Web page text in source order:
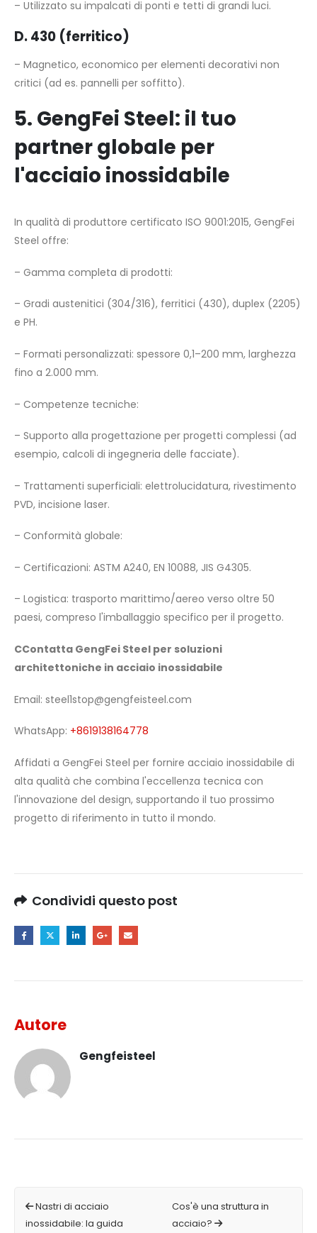
– Utilizzato su impalcati di ponti e tetti di grandi luci.
D. 430 (ferritico)
– Magnetico, economico per elementi decorativi non
critici (ad es. pannelli per soffitto).
5. GengFei Steel: il tuo
partner globale per
l'acciaio inossidabile
In qualità di produttore certificato ISO 9001:2015, GengFei
Steel offre:
– Gamma completa di prodotti:
– Gradi austenitici (304/316), ferritici (430), duplex (2205)
e PH.
– Formati personalizzati: spessore 0,1–200 mm, larghezza
fino a 2.000 mm.
– Competenze tecniche:
– Supporto alla progettazione per progetti complessi (ad
esempio, calcoli di ingegneria delle facciate).
– Trattamenti superficiali: elettrolucidatura, rivestimento
PVD, incisione laser.
– Conformità globale:
– Certificazioni: ASTM A240, EN 10088, JIS G4305.
– Logistica: trasporto marittimo/aereo verso oltre 50
paesi, compreso l'imballaggio specifico per il progetto.
CContatta GengFei Steel per soluzioni
architettoniche in acciaio inossidabile
Email: steel1stop@gengfeisteel.com
WhatsApp: +8619138164778
Affidati a GengFei Steel per fornire acciaio inossidabile di
alta qualità che combina l'eccellenza tecnica con
l'innovazione del design, supportando il tuo prossimo
progetto di riferimento in tutto il mondo.
Condividi questo post
Autore
Gengfeisteel
Nastri di acciaio
inossidabile: la guida
Cos'è una struttura in
acciaio?